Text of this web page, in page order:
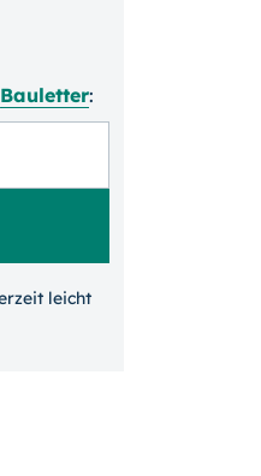
Bauletter:
leicht